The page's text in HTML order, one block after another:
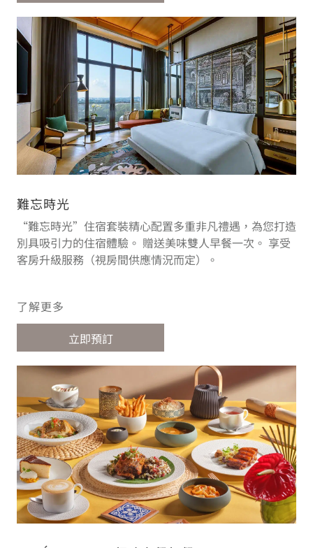
難忘時光
“難忘時光”住宿套裝精心配置多重非凡禮遇，為您打造
別具吸引力的住宿體驗。 贈送美味雙人早餐一次。 享受
客房升級服務（視房間供應情況而定）。
了解更多
立即預訂